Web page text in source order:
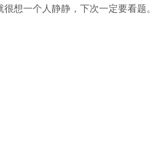
想一个人静静，下次一定要看题。